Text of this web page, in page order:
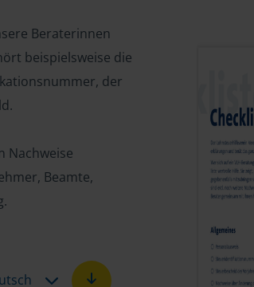
Beraterinnen
beispielsweise die
der
Nachweise
Beamte,